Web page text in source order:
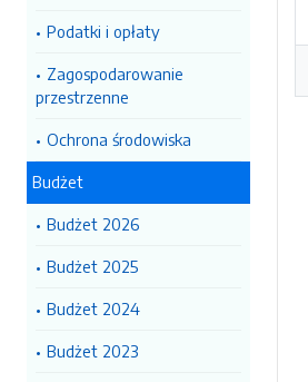
Podatki i opłaty
Zagospodarowanie
przestrzenne
Ochrona środowiska
Budżet
Budżet 2026
Budżet 2025
Budżet 2024
Budżet 2023